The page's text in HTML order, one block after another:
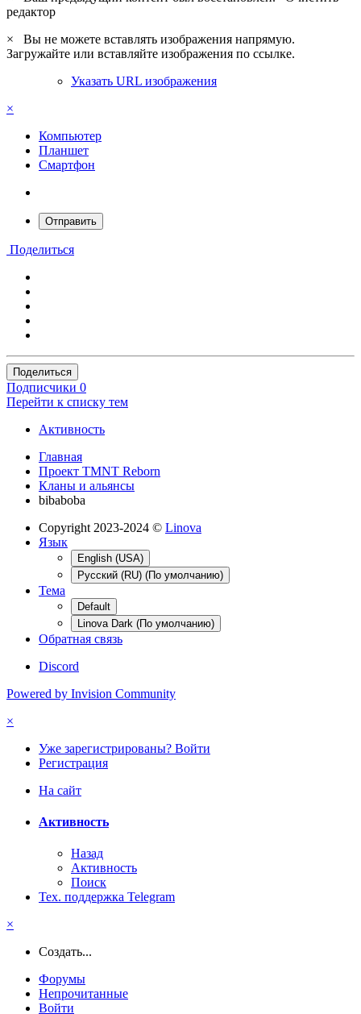
редактор
×
Вы не можете вставлять изображения напрямую.
Загружайте или вставляйте изображения по ссылке.
Указать URL изображения
×
Компьютер
Планшет
Смартфон
Отправить
Поделиться
Поделиться
Подписчики 0
Перейти к списку тем
Активность
Главная
Проект TMNT Reborn
Кланы и альянсы
bibaboba
Copyright 2023-2024 © Linova
Язык
English (USA)
Русский (RU) (По умолчанию)
Тема
Default
Linova Dark (По умолчанию)
Обратная связь
Discord
Powered by Invision Community
×
Уже зарегистрированы? Войти
Регистрация
На сайт
Активность
Назад
Активность
Поиск
Тех. поддержка Telegram
×
Создать...
Форумы
Непрочитанные
Войти